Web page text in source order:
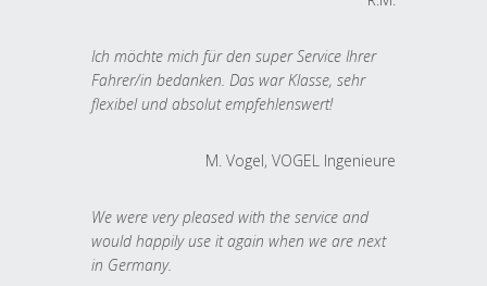
Ich möchte mich für den super Service Ihrer
Fahrer/in bedanken. Das war Klasse, sehr
flexibel und absolut empfehlenswert!
M. Vogel, VOGEL Ingenieure
We were very pleased with the service and
would happily use it again when we are next
in Germany.